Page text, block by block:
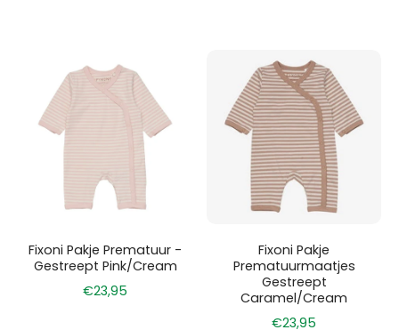
Fixoni Pakje Prematuur -
Gestreept Pink/Cream
€23,95
Fixoni Pakje
Prematuurmaatjes
Gestreept
Caramel/Cream
€23,95